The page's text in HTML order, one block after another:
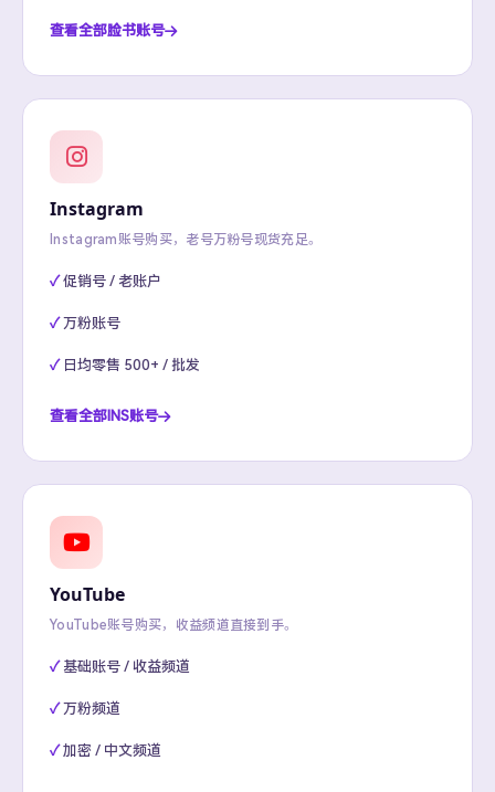
查看全部脸书账号
Instagram
Instagram账号购买，老号万粉号现货充足。
促销号 / 老账户
万粉账号
日均零售 500+ / 批发
查看全部INS账号
YouTube
YouTube账号购买，收益频道直接到手。
基础账号 / 收益频道
万粉频道
加密 / 中文频道